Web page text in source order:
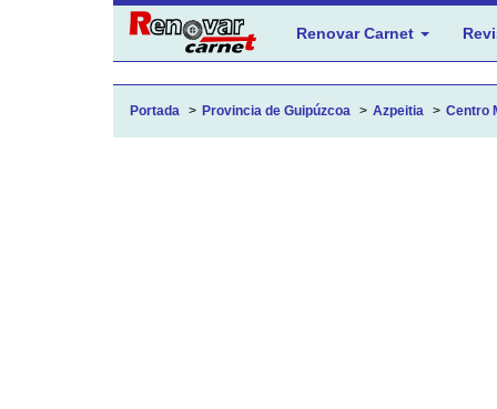
Renovar Carnet
Portada Provincia de Guipúzcoa Azpeitia Centro